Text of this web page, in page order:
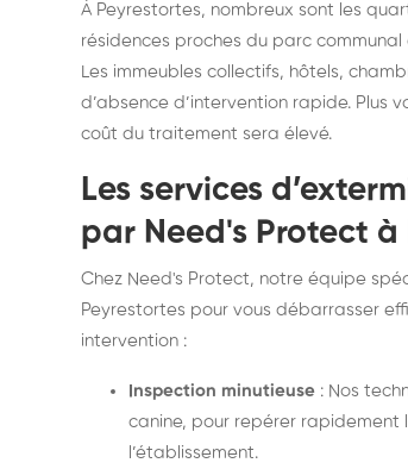
À Peyrestortes, nombreux sont les
résidences proches du parc
Les immeubles collectifs, hôtels,
d’absence d’intervention rapide.
coût du traitement sera élevé.
Les services
par Need's Protect à
Chez Need's Protect, notre équipe
Peyrestortes pour vous débarrasser
intervention :
Inspection minutieuse : Nos
canine, pour repérer rapidement
l’établissement.